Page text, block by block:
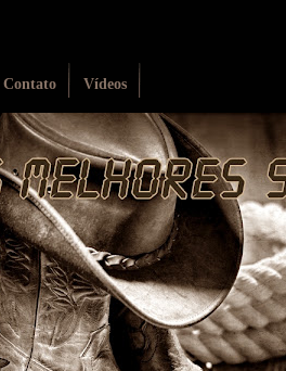
Contato Vídeos